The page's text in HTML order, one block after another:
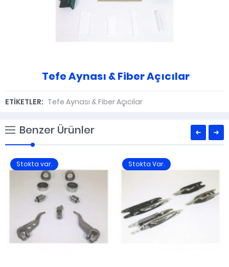
Tefe Aynası & Fiber Açıcılar
ETİKETLER: Tefe Aynası & Fiber Açıcılar
Benzer Ürünler
Stokta var. Stokta Var.